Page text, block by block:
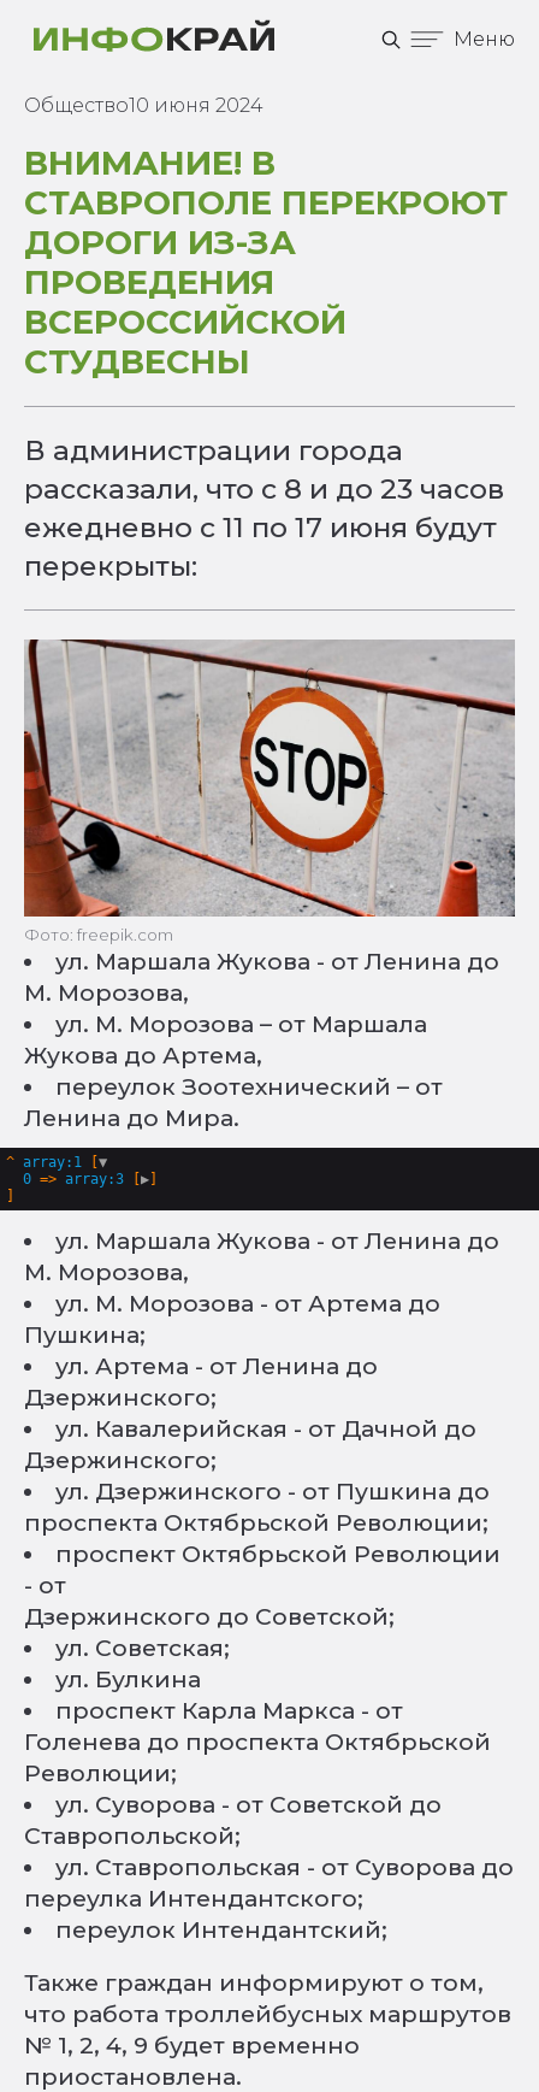
Меню
Общество10 июня 2024
ВНИМАНИЕ! В
СТАВРОПОЛЕ ПЕРЕКРОЮТ
ДОРОГИ ИЗ-ЗА
ПРОВЕДЕНИЯ
ВСЕРОССИЙСКОЙ
СТУДВЕСНЫ
В администрации города
рассказали, что с 8 и до 23 часов
ежедневно с 11 по 17 июня будут
перекрыты:
Фото: freepik.com
ул. Маршала Жукова - от Ленина до
М. Морозова,
ул. М. Морозова – от Маршала
Жукова до Артема,
переулок Зоотехнический – от
Ленина до Мира.
^ array:1 [▼
0 => array:3 [▶
ул. Маршала Жукова - от Ленина до
М. Морозова,
ул. М. Морозова - от Артема до
Пушкина;
ул. Артема - от Ленина до
Дзержинского;
ул. Кавалерийская - от Дачной до
Дзержинского;
ул. Дзержинского - от Пушкина до
проспекта Октябрьской Революции;
проспект Октябрьской Революции
- от
Дзержинского до Советской;
ул. Советская;
ул. Булкина
проспект Карла Маркса - от
Голенева до проспекта Октябрьской
Революции;
ул. Суворова - от Советской до
Ставропольской;
ул. Ставропольская - от Суворова до
переулка Интендантского;
переулок Интендантский;
Также граждан информируют о том,
что работа троллейбусных маршрутов
№ 1, 2, 4, 9 будет временно
приостановлена.